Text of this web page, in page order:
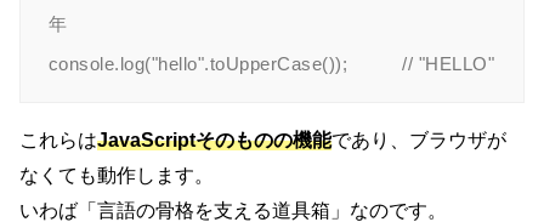
年
これらはJavaScriptそのものの機能であり、ブラウザが
なくても動作します。
いわば「言語の骨格を支える道具箱」なのです。